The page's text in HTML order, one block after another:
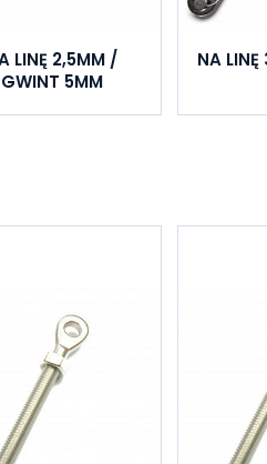
LINĘ 2,5MM /
GWINT 5MM
NA